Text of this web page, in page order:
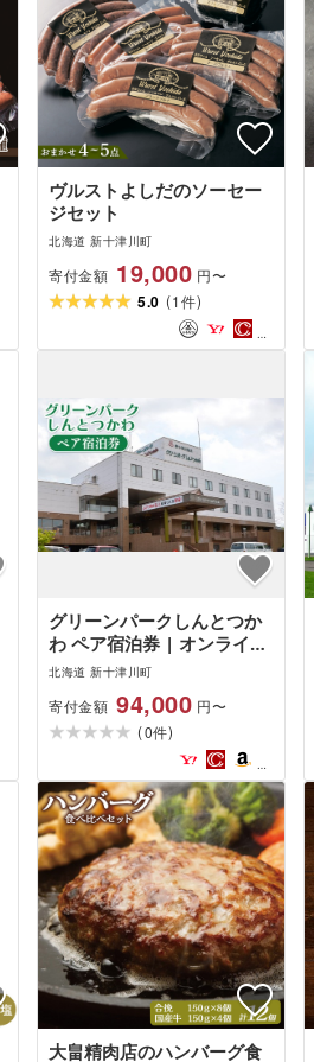
ヴルストよしだのソーセー
ジセット
北海道 新十津川町
寄付金額 19,000 円〜
5.0 (1件)
グリーンパークしんとつか
わ ペア宿泊券 | オンライン
申請 ふるさと納税 北海道
二人 券 旅行券 旅行 北海道
旅行 宿泊 温泉 天然温泉 温
泉宿 食事付き 食事付き宿泊
券 食事付 新十津川町
北海道 新十津川町
寄付金額 94,000 円〜
(0件)
大畠精肉店のハンバーグ食